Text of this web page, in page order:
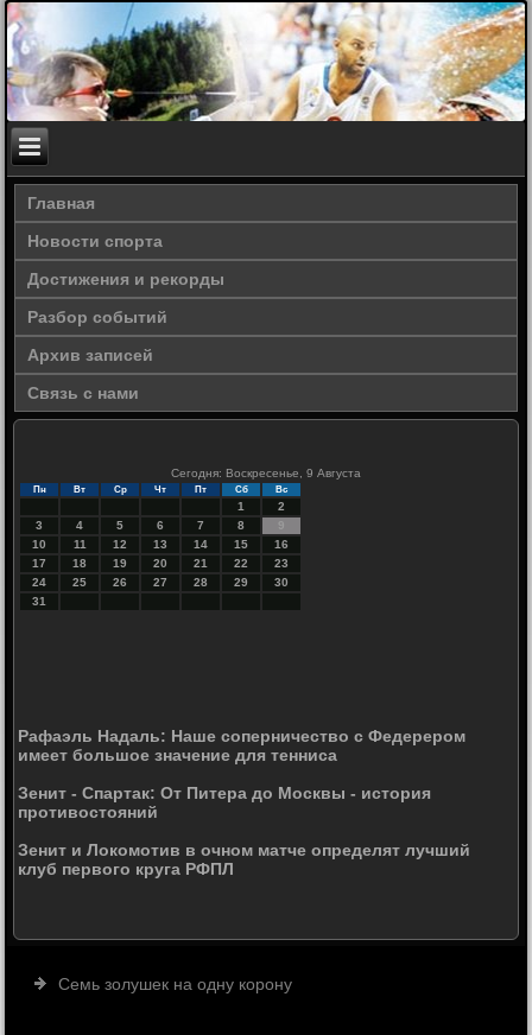
Главная
Новости спорта
Достижения и рекорды
Разбор событий
Архив записей
Связь с нами
Сегодня: Воскресенье, 9 Августа
Пн Вт Ср Чт Пт Сб Вс
1
2
3
4 5 6 7 8
9
10
11 12 13 14 15
16
17
18 19 20 21 22
23
24
25 26 27 28 29
30
31
Рафаэль Надаль: Наше соперничество с Федерером
имеет большое значение для тенниса
Зенит - Спартак: От Питера до Москвы - история
противостояний
Зенит и Локомотив в очном матче определят лучший
клуб первого круга РФПЛ
Семь золушек на одну корону